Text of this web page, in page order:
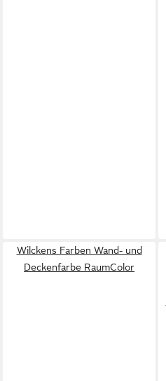
Wilckens Farben Wand- und
Deckenfarbe RaumColor